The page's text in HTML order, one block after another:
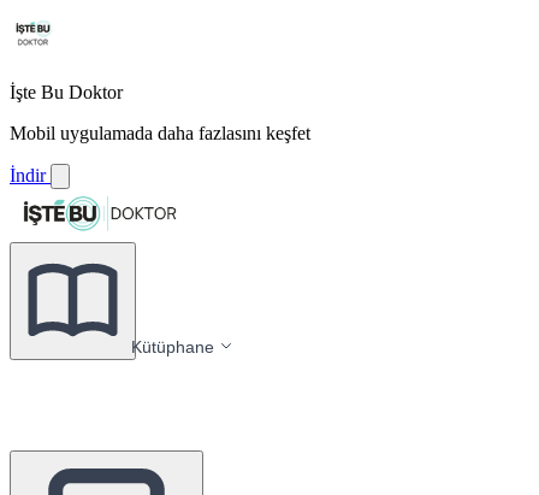
İşte Bu Doktor
Mobil uygulamada daha fazlasını keşfet
İndir
Kütüphane